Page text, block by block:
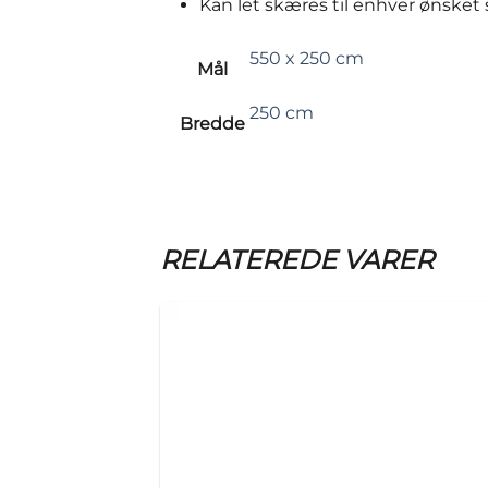
Kan let skæres til enhver ønsket
Mål
550 x 250 cm
Bredde
250 cm
RELATEREDE VARER